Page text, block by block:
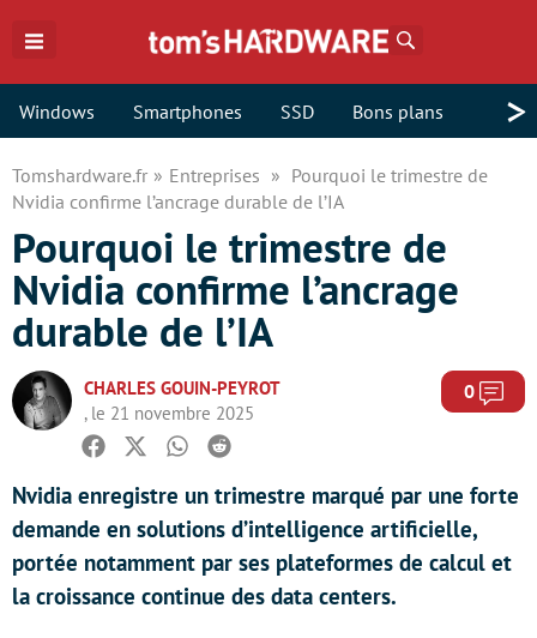
Windows Smartphones SSD Bons plans >
Tomshardware.fr Entreprises
Pourquoi le trimestre de
Nvidia confirme l’ancrage durable de l’IA
Pourquoi le trimestre de
Nvidia confirme l’ancrage
durable de l’IA
CHARLES GOUIN-PEYROT
, le 21 novembre 2025
0
Facebook
TwitterWhatsapp
Reddit
Nvidia enregistre un trimestre marqué par une forte
demande en solutions d’intelligence artificielle,
portée notamment par ses plateformes de calcul et
la croissance continue des data centers.